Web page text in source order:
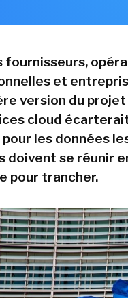
fournisseurs,
et
version du
cloud
les données
doivent se réunir
pour trancher.